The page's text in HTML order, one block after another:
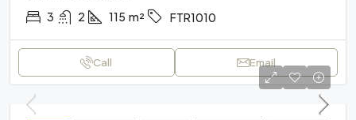
3 2 115 m² FTR1010
Call Email